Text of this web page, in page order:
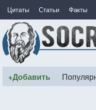
Цитаты Статьи Факты
+Добавить